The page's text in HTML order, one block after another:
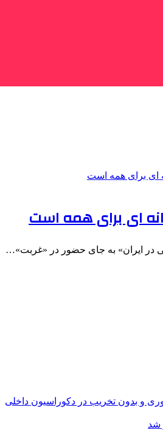
ای برای همه است
در ایران» به جای حضور در «غربت»…
و بدون تخریب در دکوراسیون داخلی
شد